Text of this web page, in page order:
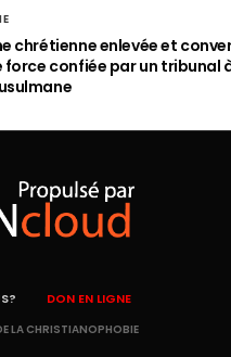
chrétienne enlevée et
force confiée par un tribunal
DON EN LIGNE
LA CHRISTIANOPHOBIE